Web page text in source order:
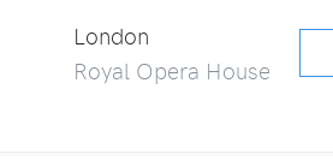
London
Royal Opera House